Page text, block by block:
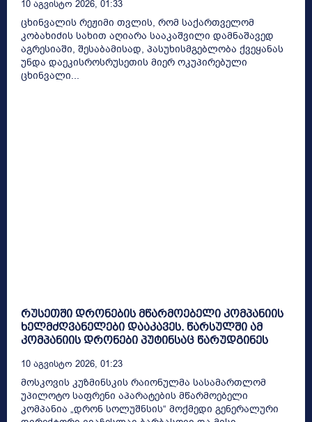
10 Აგვისტო 2026, 01:33
ცხინვალის რეჟიმი თვლის, რომ საქართველომ
კობახიძის სახით აღიარა სააკაშვილი დამნაშავედ
აგრესიაში, შესაბამისად, პასუხისმგებლობა ქვეყანას
უნდა დაეკისროსრუსეთის მიერ ოკუპირებული
ცხინვალი...
რუსეთში დრონების მწარმოებელი კომპანიის
ხელმძღვანელები დააკავეს. წარსულში ამ
კომპანიის დრონები პუტინსაც წარუდგინეს
10 Აგვისტო 2026, 01:23
მოსკოვის კუზმინსკის რაიონულმა სასამართლომ
უპილოტო საფრენი აპარატების მწარმოებელი
კომპანია „დრონ სოლუშნსის“ მოქმედი გენერალური